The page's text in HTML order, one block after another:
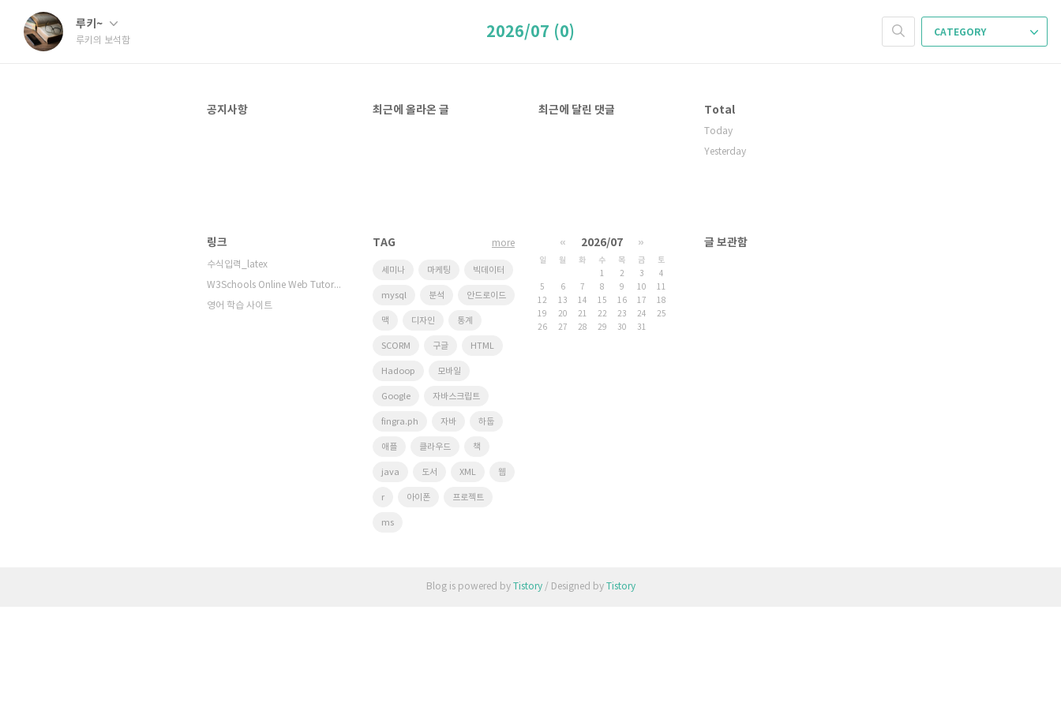
루키~
루키의 보석함
CATEGORY
2026/07 (0)
공지사항 최근에 올라온 글 최근에 달린 댓글 Total
Today
Yesterday
링크
수식입력_latex
W3Schools Online Web Tutorials
영어 학습 사이트
TAG
세미나 마케팅 빅데이터
mysql 분석 안드로이드
맥 디자인 통계
SCORM 구글 HTML
Hadoop 모바일
Google 자바스크립트
fingra.ph 자바 하둡
애플 클라우드 책
java 도서 XML 웹
r 아이폰 프로젝트
ms
more « 2026/07 »
일 월 화 수 목 금
토
1
2 3
4
5
6 7 8 9 10
11
12
13 14 15 16 17
18
19
20 21 22 23 24
25
26
27 28 29 30 31
글 보관함
Blog is powered by Tistory/ Designed by Tistory